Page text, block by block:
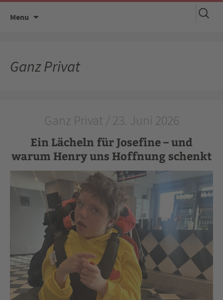
Menu
Suchen
nach:
Ganz Privat
Ganz Privat / 23. Juni 2026
Ein Lächeln für Josefine – und
warum Henry uns Hoffnung schenkt